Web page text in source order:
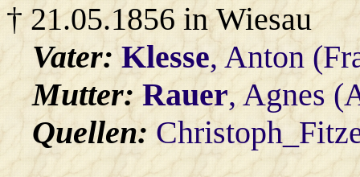
† 21.05.1856 in Wiesau
Vater:Klesse, Anton
Mutter:Rauer, Agnes
Quellen: